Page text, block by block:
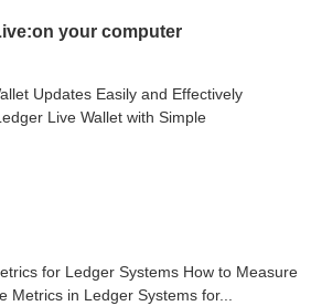
your computer
Updates Easily and Effectively
Live Wallet with Simple
for Ledger Systems How to Measure
Metrics in Ledger Systems for...